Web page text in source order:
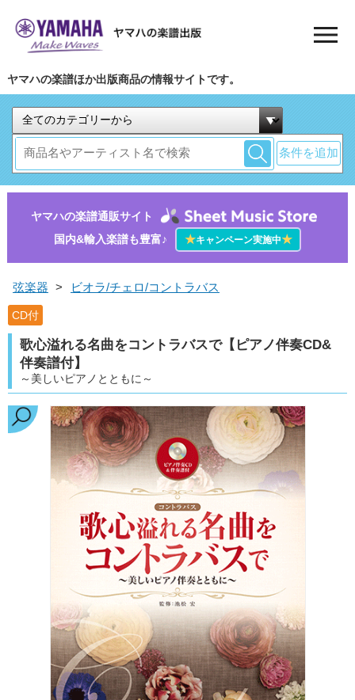
ヤマハの楽譜ほか出版商品の情報サイトです。
条件を追加
ヤマハの楽譜通販サイト
国内&輸入楽譜も豊富♪
★キャンペーン実施中★
弦楽器 > ビオラ/チェロ/コントラバス
CD付
歌心溢れる名曲をコントラバスで【ピアノ伴奏CD&
伴奏譜付】
～美しいピアノとともに～